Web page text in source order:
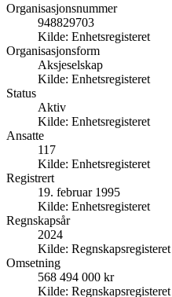
Organisasjonsnummer
948829703
Kilde: Enhetsregisteret
Organisasjonsform
Aksjeselskap
Kilde: Enhetsregisteret
Status
Aktiv
Kilde: Enhetsregisteret
Ansatte
117
Kilde: Enhetsregisteret
Registrert
19. februar 1995
Kilde: Enhetsregisteret
Regnskapsår
2024
Kilde: Regnskapsregisteret
Omsetning
568 494 000 kr
Kilde: Regnskapsregisteret